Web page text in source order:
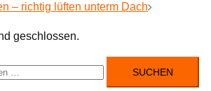
– richtig lüften unterm Dach
geschlossen.